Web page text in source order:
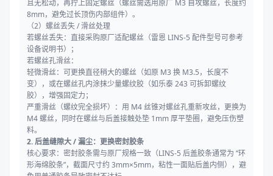
且无松动，再拧上固定螺丝（螺丝需选用原厂 M3 自攻螺丝，长度约
8mm，避免过长顶伤内部组件）。
（2）螺丝丢失 / 滑丝处理
若螺丝丢失：直接采购原厂适配螺丝（雷恩 LINS-5 配件型号可参考
设备说明书）；
若螺丝孔滑丝：
轻微滑丝：可更换直径稍大的螺丝（如原 M3 换 M3.5，长度不
变），或在螺丝孔内涂抹少量螺纹胶（如乐泰 243 可拆卸螺纹
胶），增强固定力；
严重滑丝（螺纹完全损坏）：用 M4 丝锥对螺丝孔重新攻丝，更换为
M4 螺丝，同时在螺丝与后盖接触处垫 1mm 厚平垫圈，避免压伤塑
料。
2. 后盖缝隙大 / 漏尘：更换密封胶条
核心要求：密封胶条需与原厂规格一致（LINS-5 后盖胶条通常为 “环
形海绵胶条”，截面尺寸约 3mm×5mm，粘性一面贴后盖内侧），避